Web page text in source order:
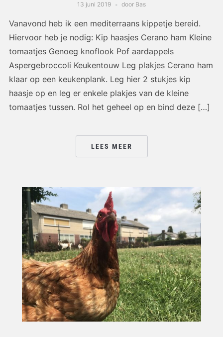
13 juni 2019 door Bas
Vanavond heb ik een mediterraans kippetje bereid.
Hiervoor heb je nodig: Kip haasjes Cerano ham Kleine
tomaatjes Genoeg knoflook Pof aardappels
Aspergebroccoli Keukentouw Leg plakjes Cerano ham
klaar op een keukenplank. Leg hier 2 stukjes kip
haasje op en leg er enkele plakjes van de kleine
tomaatjes tussen. Rol het geheel op en bind deze […]
LEES MEER